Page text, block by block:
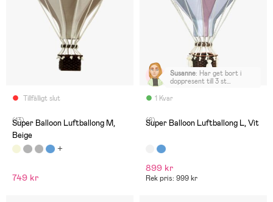
Tillfälligt slut
(13)
Super Balloon Luftballong M,
Beige
749 kr
1 Kvar
Susanne: Har get bort i
doppresent till 3 st
alla. Fint blickfång i
(8)
Super Balloon Luftballong L, Vit
899 kr
Rek pris: 999 kr